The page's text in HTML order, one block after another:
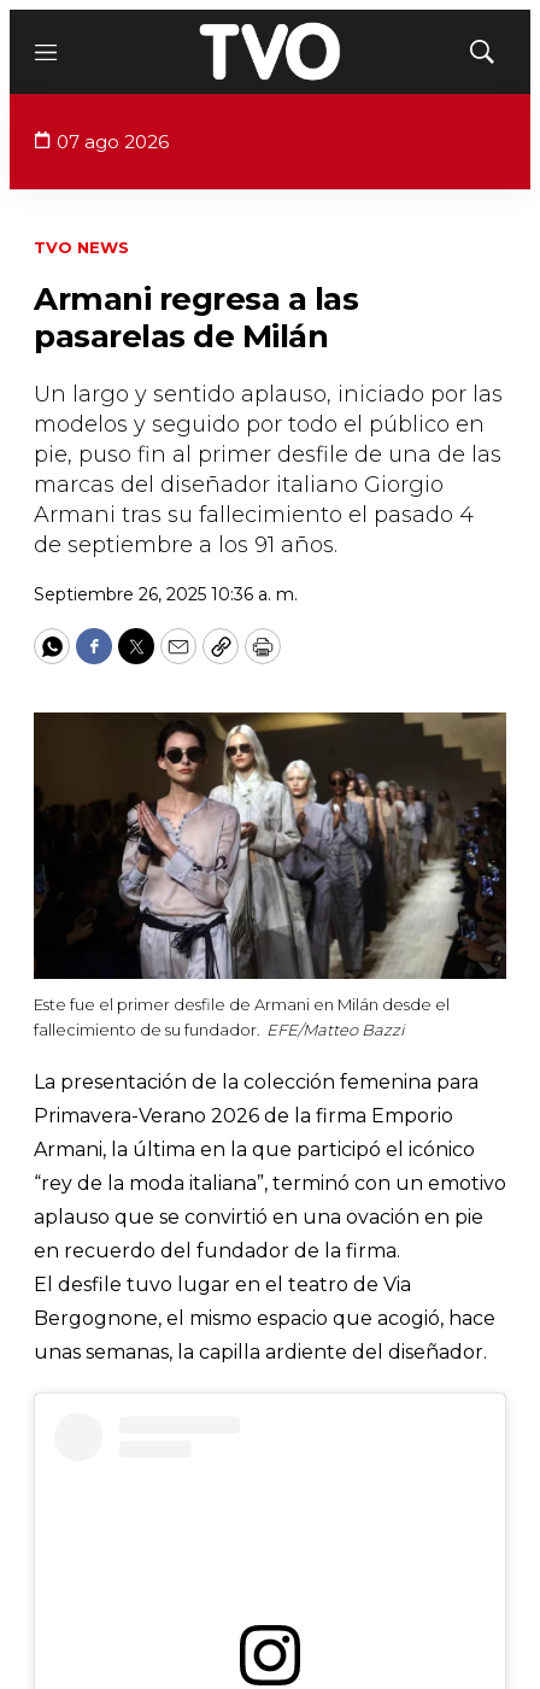
Menú
Mostrar
07 ago 2026
TVO NEWS
Armani regresa a las
pasarelas de Milán
Un largo y sentido aplauso, iniciado por las
modelos y seguido por todo el público en
pie, puso fin al primer desfile de una de las
marcas del diseñador italiano Giorgio
Armani tras su fallecimiento el pasado 4
de septiembre a los 91 años.
Septiembre 26, 2025 10:36 a. m.
WhatsApp
Facebook
Twitter
EmailCopyPrint
Este fue el primer desfile de Armani en Milán desde el
fallecimiento de su fundador.
EFE/Matteo Bazzi
La presentación de la colección femenina para
Primavera-Verano 2026 de la firma Emporio
Armani, la última en la que participó el icónico
“rey de la moda italiana”, terminó con un emotivo
aplauso que se convirtió en una ovación en pie
en recuerdo del fundador de la firma.
El desfile tuvo lugar en el teatro de Via
Bergognone, el mismo espacio que acogió, hace
unas semanas, la capilla ardiente del diseñador.